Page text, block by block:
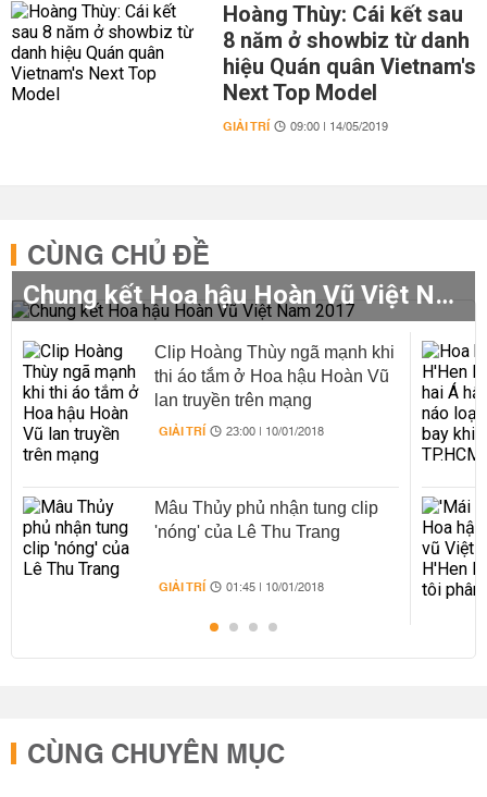
Hoàng Thùy: Cái kết sau
8 năm ở showbiz từ danh
hiệu Quán quân Vietnam's
Next Top Model
GIẢI TRÍ 09:00 | 14/05/2019
CÙNG CHỦ ĐỀ
Chung kết Hoa hậu Hoàn Vũ Việt Nam 2017
Clip Hoàng Thùy ngã mạnh khi
thi áo tắm ở Hoa hậu Hoàn Vũ
lan truyền trên mạng
GIẢI TRÍ 23:00 | 10/01/2018
Mâu Thủy phủ nhận tung clip
'nóng' của Lê Thu Trang
GIẢI TRÍ 01:45 | 10/01/2018
CÙNG CHUYÊN MỤC